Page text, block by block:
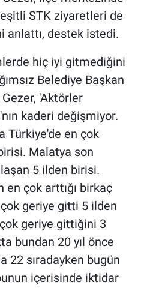
STK ziyaretleri de
anlattı, destek istedi.
hiç iyi gitmediğini
Belediye Başkan
'Aktörler
kaderi değişmiyor.
Türkiye'de en çok
Malatya son
5 ilden birisi.
en çok arttığı birkaç
geriye gitti 5 ilden
çok geriye gittiğini 3
bundan 20 yıl önce
22 sıradayken bugün
içerisinde iktidar